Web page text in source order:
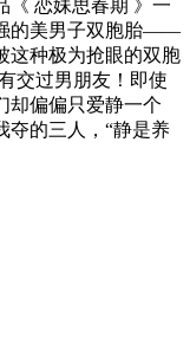
《 恋妹思春期 》一
的美男子双胞胎——
种极为抢眼的双胞
交过男朋友！即使
却偏偏只爱静一个
夺的三人，“静是养